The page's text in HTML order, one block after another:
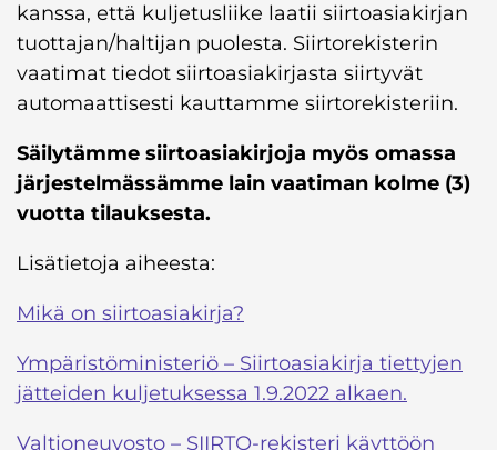
kanssa, että kuljetusliike laatii siirtoasiakirjan
tuottajan/haltijan puolesta. Siirtorekisterin
vaatimat tiedot siirtoasiakirjasta siirtyvät
automaattisesti kauttamme siirtorekisteriin.
Säilytämme siirtoasiakirjoja myös omassa
järjestelmässämme lain vaatiman kolme (3)
vuotta tilauksesta.
Lisätietoja aiheesta:
Mikä on siirtoasiakirja?
Ympäristöministeriö – Siirtoasiakirja tiettyjen
jätteiden kuljetuksessa 1.9.2022 alkaen.
Valtioneuvosto – SIIRTO-rekisteri käyttöön